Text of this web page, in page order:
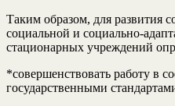
Таким образом, для развития
социальной и социально-
стационарных учреждений
*совершенствовать работу в
государственными